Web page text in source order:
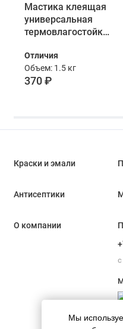
Мастика клеящая
универсальная
термовлагостойкая
Contact» 1,5 кг
Отличия
Объем: 1.5 кг
370 ₽
Мы
Краски и эмали
Антисептики
О компании